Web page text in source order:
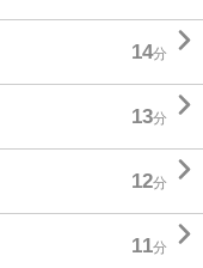
14分 
13分 
12分 
11分 